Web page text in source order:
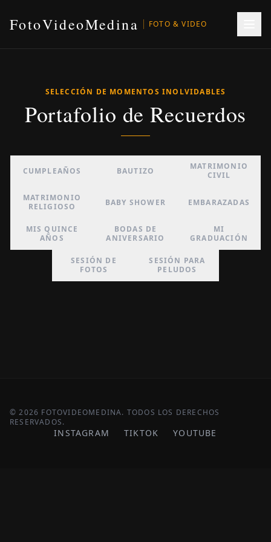
FotoVideoMedina FOTO & VIDEO
SELECCIÓN DE MOMENTOS INOLVIDABLES
Portafolio de Recuerdos
CUMPLEAÑOS BAUTIZO
MATRIMONIO
CIVIL
MATRIMONIO
RELIGIOSO
BABY SHOWER EMBARAZADAS
MIS QUINCE
AÑOS
BODAS DE
ANIVERSARIO
MI
GRADUACIÓN
SESIÓN DE
FOTOS
SESIÓN PARA
PELUDOS
© 2026 FOTOVIDEOMEDINA. TODOS LOS DERECHOS
RESERVADOS.
INSTAGRAM TIKTOK YOUTUBE